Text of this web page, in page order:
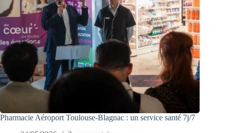
Pharmacie Aéroport Toulouse-Blagnac : un service santé 7j/7